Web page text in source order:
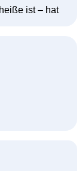
ist – hat